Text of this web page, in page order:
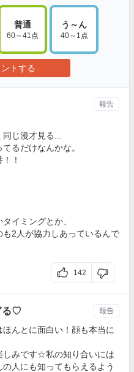
普通
60～41点
う～ん
40～1点
トする
じ漫才見る...
るだけなんかな。
！
イミングとか、
も2人が協力しあっているんで
142
報告
る♡
んとに面白い！顔も本当に
しみです☆私の知り合いには
人にも知ってもらえるよう
報告